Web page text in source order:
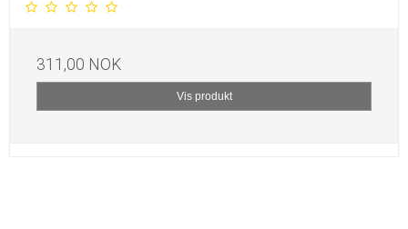
311,00 NOK
Vis produkt